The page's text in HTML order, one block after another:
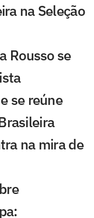
na Seleção
Rousso se
se reúne
na mira de